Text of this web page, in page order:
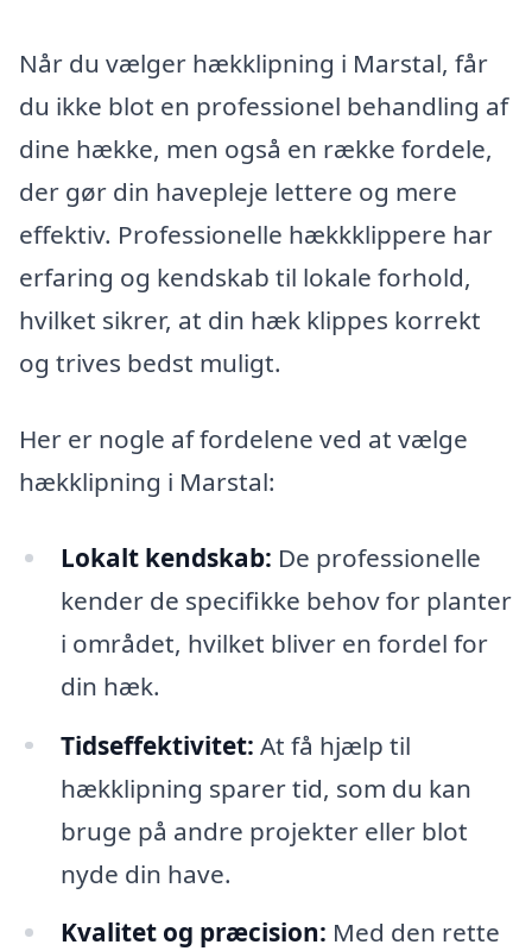
Når du vælger hækklipning i Marstal, får
du ikke blot en professionel behandling af
dine hække, men også en række fordele,
der gør din havepleje lettere og mere
effektiv. Professionelle hækkklippere har
erfaring og kendskab til lokale forhold,
hvilket sikrer, at din hæk klippes korrekt
og trives bedst muligt.
Her er nogle af fordelene ved at vælge
hækklipning i Marstal:
Lokalt kendskab: De professionelle
kender de specifikke behov for planter
i området, hvilket bliver en fordel for
din hæk.
Tidseffektivitet: At få hjælp til
hækklipning sparer tid, som du kan
bruge på andre projekter eller blot
nyde din have.
Kvalitet og præcision: Med den rette